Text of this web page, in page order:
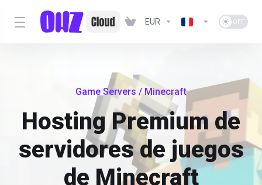
EUR
Game Servers / Minecraft
Hosting Premium de
servidores de juegos
de Minecraft